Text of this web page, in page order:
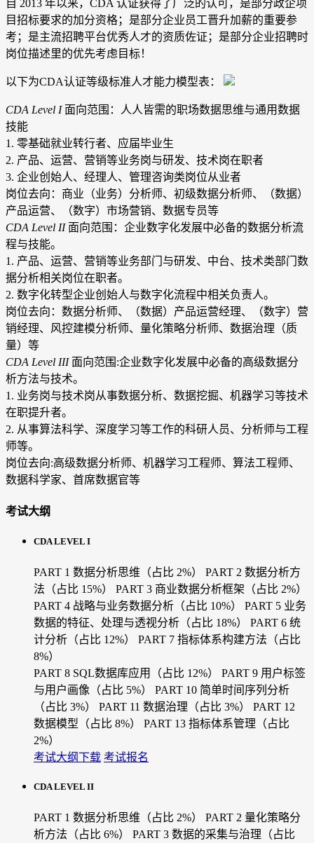
自 2013 年以来，CDA 认证获得了广泛的认可，是部分政企项
目招标要求的加分资格；是部分企业员工晋升加薪的重要参
考；是主流招聘平台优秀人才的资质佐证；是部分企业招聘时
岗位描述里的优先考虑目标！
以下为CDA认证等级标准人才能力模型表：
CDA Level I面向范围：人人皆需的职场数据思维与通用数据
技能
1. 零基础就业转行者、应届毕业生
2. 产品、运营、营销等业务岗与研发、技术岗在职者
3. 企业创始人、经理人、管理咨询类岗位从业者
岗位去向：商业（业务）分析师、初级数据分析师、（数据）
产品运营、（数字）市场营销、数据专员等
CDA Level II面向范围：企业数字化发展中必备的数据分析流
程与技能。
1. 产品、运营、营销等业务部门与研发、中台、技术类部门数
据分析相关岗位在职者。
2. 数字化转型企业创始人与数字化流程中相关负责人。
岗位去向：数据分析师、（数据）产品运营经理、（数字）营
销经理、风控建模分析师、量化策略分析师、数据治理（质
量）等
CDA Level III面向范围:企业数字化发展中必备的高级数据分
析方法与技术。
1. 业务岗与技术岗从事数据分析、数据挖掘、机器学习等技术
在职提升者。
2. 从事算法科学、深度学习等工作的科研人员、分析师与工程
师等。
岗位去向:高级数据分析师、机器学习工程师、算法工程师、
数据科学家、首席数据官等
考试大纲
CDA LEVEL I
PART 1 数据分析思维（占比 2%）
PART 2 数据分析方
法（占比 15%）
PART 3 商业数据分析框架（占比 2%）
PART 4 战略与业务数据分析（占比 10%）
PART 5 业务
数据的特征、处理与透视分析（占比 18%）
PART 6 统
计分析（占比 12%）
PART 7 指标体系构建方法（占比
8%）
PART 8 SQL数据库应用（占比 12%）
PART 9 用户标签
与用户画像（占比 5%）
PART 10 简单时间序列分析
（占比 3%）
PART 11 数据治理（占比 3%）
PART 12
数据模型（占比 8%）
PART 13 指标体系管理（占比
2%）
考试大纲下载 考试报名
CDA LEVEL II
PART 1 数据分析思维（占比 2%）
PART 2 量化策略分
析方法（占比 6%）
PART 3 数据的采集与治理（占比